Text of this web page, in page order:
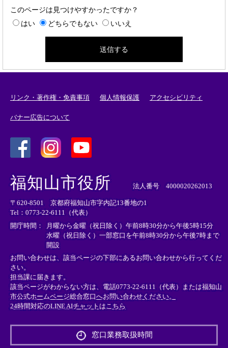
このページは見つけやすかったですか？
はい
どちらでもない いいえ
リンク・著作権・免責事項 個人情報保護 アクセシビリティ
バナー広告について
外
部
リ
ン
ク
＞
外
リ
ン
ク
＞
外
部
ン
ク
＞
福知山市役所 法人番号 4000020262013
〒620-8501 京都府福知山市字内記13番地の1
Tel：0773-22-6111（代表）
開庁時間：
月曜から金曜（祝日除く）午前8時30分から午後5時15分
水曜（祝日除く）一部窓口を午前8時30分から午後7時まで
開設
お問い合わせは、該当ページの下部にあるお問い合わせから行ってくだ
さい。
担当課に届きます。
該当ページがわからない方は、電話0773-22-6111（代表）または福知山
市公式ホームページ総合窓口へお問い合わせください。
24時間対応のLINE AIチャットはこちら
外
リ
窓口業務取扱時間